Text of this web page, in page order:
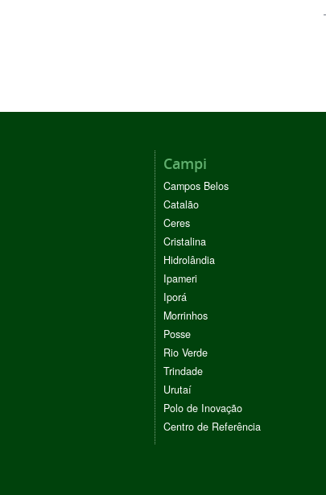
Campi
Campos Belos
Catalão
Ceres
Cristalina
Hidrolândia
Ipameri
Iporá
Morrinhos
Posse
Rio Verde
Trindade
Urutaí
Polo de Inovação
Centro de Referência